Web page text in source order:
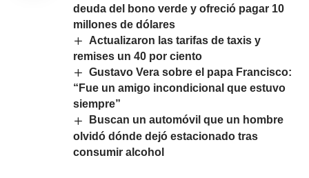
deuda del bono verde y ofreció pagar 10
millones de dólares
Actualizaron las tarifas de taxis y
remises un 40 por ciento
Gustavo Vera sobre el papa Francisco:
“Fue un amigo incondicional que estuvo
siempre”
Buscan un automóvil que un hombre
olvidó dónde dejó estacionado tras
consumir alcohol